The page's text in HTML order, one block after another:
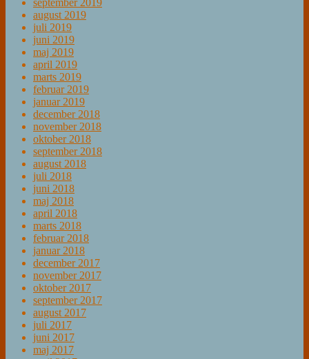
august 2019
juli 2019
juni 2019
maj 2019
april 2019
marts 2019
februar 2019
januar 2019
december 2018
november 2018
oktober 2018
september 2018
august 2018
juli 2018
juni 2018
maj 2018
april 2018
marts 2018
februar 2018
januar 2018
december 2017
november 2017
oktober 2017
september 2017
august 2017
juli 2017
juni 2017
maj 2017